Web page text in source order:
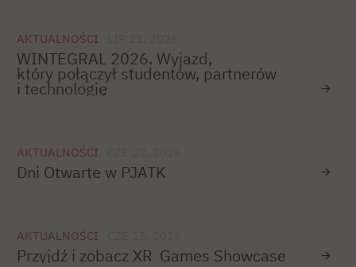
AKTUALNOŚCI
WINTEGRAL 2026. Wyjazd,
który połączył studentów, partnerów
i technologię
AKTUALNOŚCI
Dni Otwarte w PJATK
AKTUALNOŚCI
Przyjdź i zobacz XR_Games Showcase